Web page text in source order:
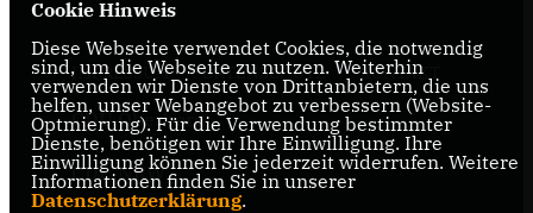
IMPRESSUM DATENSCHUTZ KONTAKT
CDU Oberberg
CDU NRW
Cookie Hinweis
Diese Webseite verwendet Cookies, die notwendig
sind, um die Webseite zu nutzen. Weiterhin
verwenden wir Dienste von Drittanbietern, die uns
helfen, unser Webangebot zu verbessern (Website-
Optmierung). Für die Verwendung bestimmter
Dienste, benötigen wir Ihre Einwilligung. Ihre
Einwilligung können Sie jederzeit widerrufen. Weitere
Informationen finden Sie in unserer
Datenschutzerklärung.